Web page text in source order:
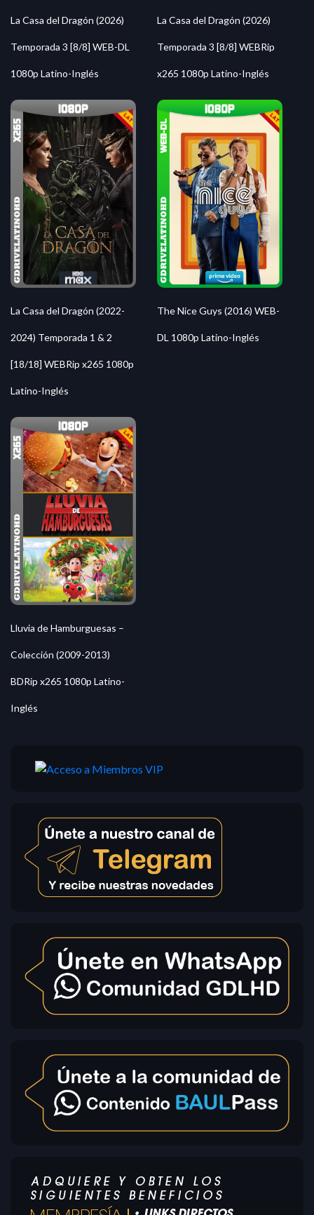
La Casa del Dragón (2026)
Temporada 3 [8/8] WEB-DL
1080p Latino-Inglés
La Casa del Dragón (2026)
Temporada 3 [8/8] WEBRip
x265 1080p Latino-Inglés
La Casa del Dragón (2022-
2024) Temporada 1 & 2
[18/18] WEBRip x265 1080p
Latino-Inglés
The Nice Guys (2016) WEB-
DL 1080p Latino-Inglés
Lluvia de Hamburguesas –
Colección (2009-2013)
BDRip x265 1080p Latino-
Inglés